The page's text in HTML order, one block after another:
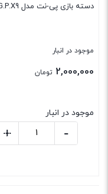
Gamepad
دسته بازی پی-نت مدل G.P.X9 دوتایی
موجود در انبار
2,000,000 تومان
موجود در انبار
-
+